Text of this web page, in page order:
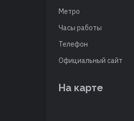
Метро
Часы работы
Телефон
Официальный сайт
На карте